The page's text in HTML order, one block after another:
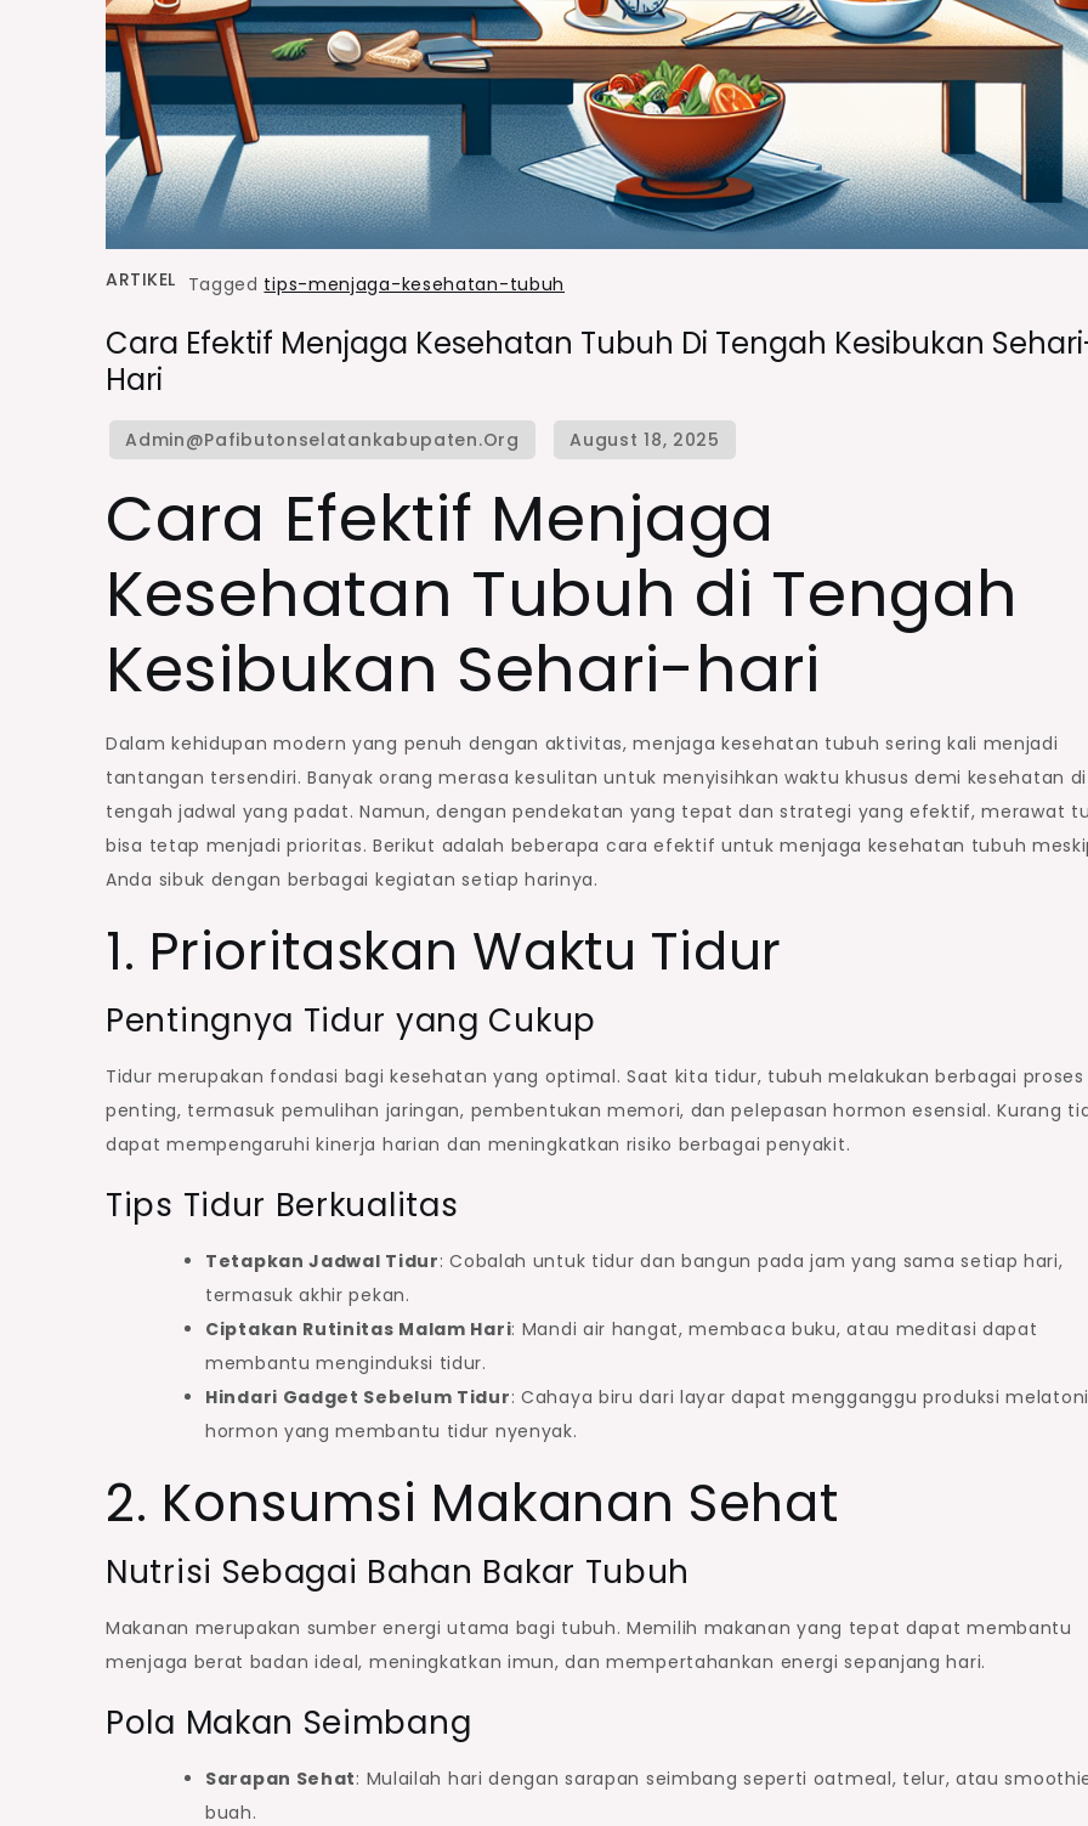
ARTIKEL Tagged tips-menjaga-kesehatan-tubuh
Cara Efektif Menjaga Kesehatan Tubuh Di Tengah Kesibukan
Hari
Cara Efektif Menjaga
Kesehatan Tubuh di Tengah
Kesibukan Sehari-hari
Dalam kehidupan modern yang penuh dengan aktivitas, menjaga kesehatan tubuh sering kali menjadi
tantangan tersendiri. Banyak orang merasa kesulitan untuk menyisihkan waktu khusus demi kesehatan di
tengah jadwal yang padat. Namun, dengan pendekatan yang tepat dan strategi yang efektif, merawat
bisa tetap menjadi prioritas. Berikut adalah beberapa cara efektif untuk menjaga kesehatan tubuh
Anda sibuk dengan berbagai kegiatan setiap harinya.
1. Prioritaskan Waktu Tidur
Pentingnya Tidur yang Cukup
Tidur merupakan fondasi bagi kesehatan yang optimal. Saat kita tidur, tubuh melakukan berbagai proses
penting, termasuk pemulihan jaringan, pembentukan memori, dan pelepasan hormon esensial. Kurang
dapat mempengaruhi kinerja harian dan meningkatkan risiko berbagai penyakit.
Tips Tidur Berkualitas
Tetapkan Jadwal Tidur: Cobalah untuk tidur dan bangun pada jam yang sama setiap hari,
termasuk akhir pekan.
Ciptakan Rutinitas Malam Hari: Mandi air hangat, membaca buku, atau meditasi dapat
membantu menginduksi tidur.
Hindari Gadget Sebelum Tidur: Cahaya biru dari layar dapat mengganggu produksi
hormon yang membantu tidur nyenyak.
2. Konsumsi Makanan Sehat
Nutrisi Sebagai Bahan Bakar Tubuh
Makanan merupakan sumber energi utama bagi tubuh. Memilih makanan yang tepat dapat membantu
menjaga berat badan ideal, meningkatkan imun, dan mempertahankan energi sepanjang hari.
Pola Makan Seimbang
Sarapan Sehat: Mulailah hari dengan sarapan seimbang seperti oatmeal, telur, atau
buah.